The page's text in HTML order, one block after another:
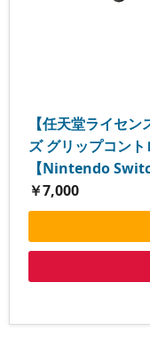
【任天堂ライセ
ズ グリップコン
【Nintendo
￥7,000